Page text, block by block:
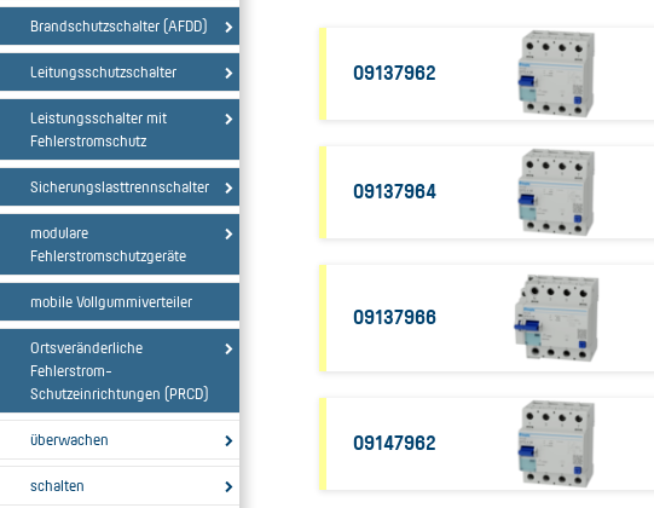
Brandschutzschalter (AFDD)
Leitungsschutzschalter
Leistungsschalter mit
Fehlerstromschutz
Sicherungslasttrennschalter
modulare
Fehlerstromschutzgeräte
mobile Vollgummiverteiler
Ortsveränderliche
Fehlerstrom-
Schutzeinrichtungen (PRCD)
überwachen
schalten
09137962
09137964
09137966
09147962